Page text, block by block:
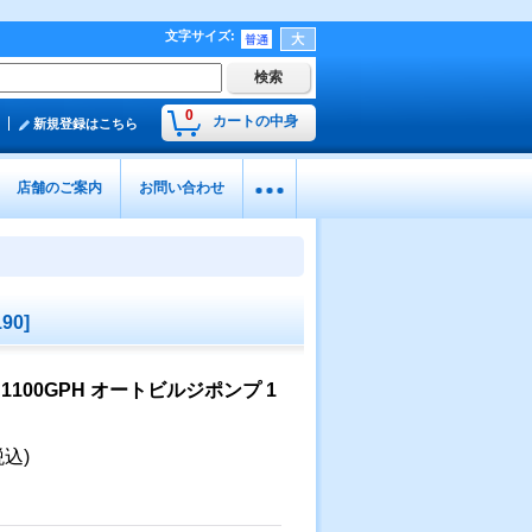
文字サイズ:
0 カートの中身
新規登録はこちら
店舗のご案内 お問い合わせ
]
オートビルジポンプ 1
込)